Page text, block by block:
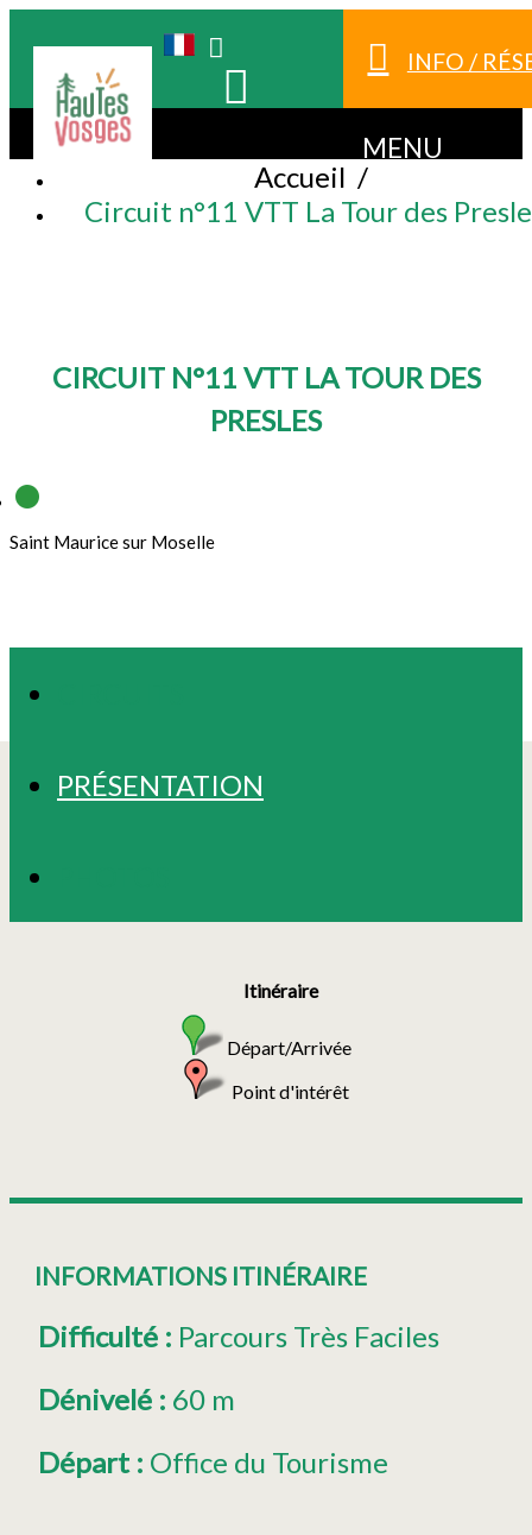
INFO /
MENU
Accueil /
Circuit n°11 VTT La Tour des
CIRCUIT N°11 VTT LA TOUR DES
PRESLES
Saint Maurice sur Moselle
PRÉSENTATION
Itinéraire
Départ/Arrivée
Point d'intérêt
INFORMATIONS ITINÉRAIRE
Difficulté : Parcours Très Faciles
Dénivelé : 60 m
Départ : Office du Tourisme